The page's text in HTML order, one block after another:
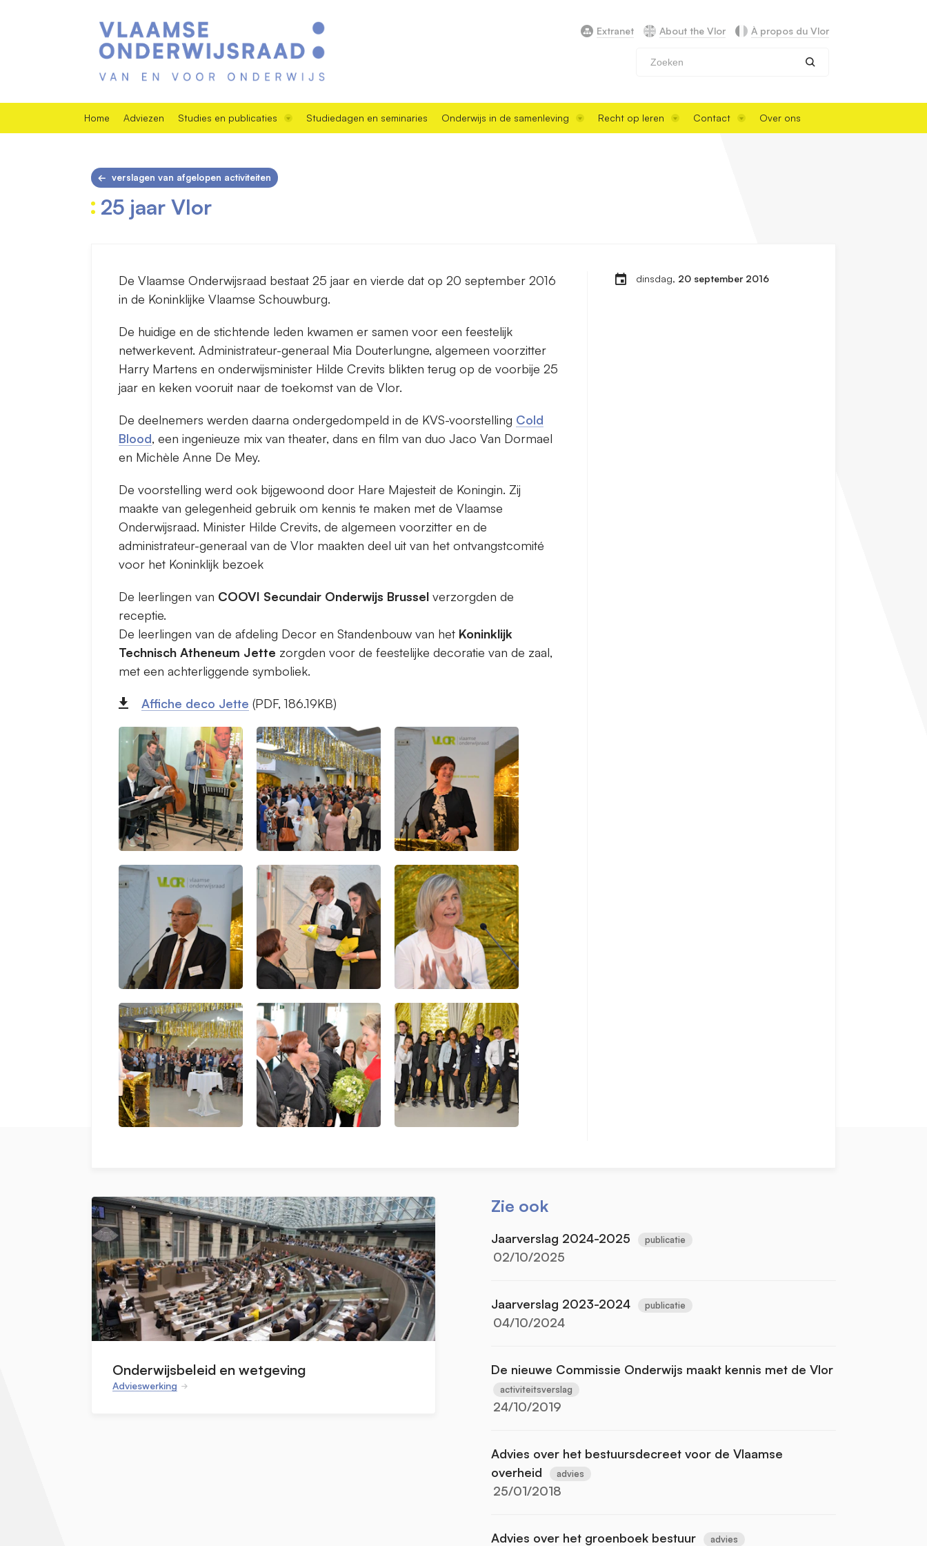
Extranet About the Vlor À propos du Vlor
Home Adviezen Studies en publicaties Studiedagen en seminaries Onderwijs in de samenleving Recht op leren Contact Over ons
verslagen van afgelopen activiteiten
25 jaar Vlor
De Vlaamse Onderwijsraad bestaat 25 jaar en vierde dat op 20 september 2016
in de Koninklijke Vlaamse Schouwburg.
De huidige en de stichtende leden kwamen er samen voor een feestelijk
netwerkevent. Administrateur-generaal Mia Douterlungne, algemeen voorzitter
Harry Martens en onderwijsminister Hilde Crevits blikten terug op de voorbije 25
jaar en keken vooruit naar de toekomst van de Vlor.
De deelnemers werden daarna ondergedompeld in de KVS-voorstelling Cold
Blood, een ingenieuze mix van theater, dans en film van duo Jaco Van Dormael
en Michèle Anne De Mey.
De voorstelling werd ook bijgewoond door Hare Majesteit de Koningin. Zij
maakte van gelegenheid gebruik om kennis te maken met de Vlaamse
Onderwijsraad. Minister Hilde Crevits, de algemeen voorzitter en de
administrateur-generaal van de Vlor maakten deel uit van het ontvangstcomité
voor het Koninklijk bezoek
De leerlingen van COOVI Secundair Onderwijs Brussel verzorgden de
receptie.
De leerlingen van de afdeling Decor en Standenbouw van het Koninklijk
Technisch Atheneum Jette zorgden voor de feestelijke decoratie van de zaal,
met een achterliggende symboliek.
Affiche deco Jette (PDF, 186.19KB)
dinsdag, 20 september 2016
Onderwijsbeleid en wetgeving
Advieswerking
Zie ook
Jaarverslag 2024-2025 publicatie
02/10/2025
Jaarverslag 2023-2024 publicatie
04/10/2024
De nieuwe Commissie Onderwijs maakt kennis met de Vlor
activiteitsverslag
24/10/2019
Advies over het bestuursdecreet voor de Vlaamse
overheid
advies
25/01/2018
Advies over het groenboek bestuur advies